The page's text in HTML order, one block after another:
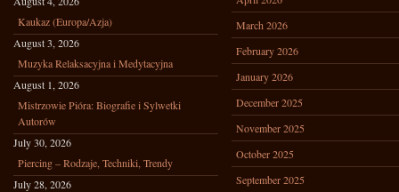
Kaukaz (Europa/Azja)
August 3, 2026
Muzyka Relaksacyjna i Medytacyjna
August 1, 2026
Mistrzowie Pióra: Biografie i Sylwetki
Autorów
July 30, 2026
Piercing – Rodzaje, Techniki, Trendy
July 28, 2026
March 2026
February 2026
January 2026
December 2025
November 2025
October 2025
September 2025